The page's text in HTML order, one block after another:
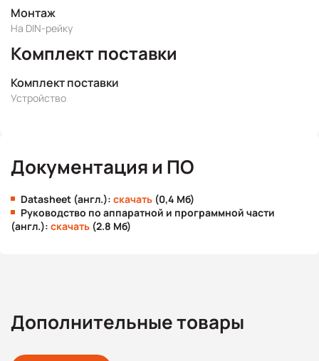
Монтаж
На DIN-рейку
Комплект поставки
Комплект поставки
Устройство
Документация и ПО
Datasheet (англ.): скачать (0,4 Мб)
Руководство по аппаратной и программной части
(англ.): скачать (2.8 Мб)
Дополнительные товары